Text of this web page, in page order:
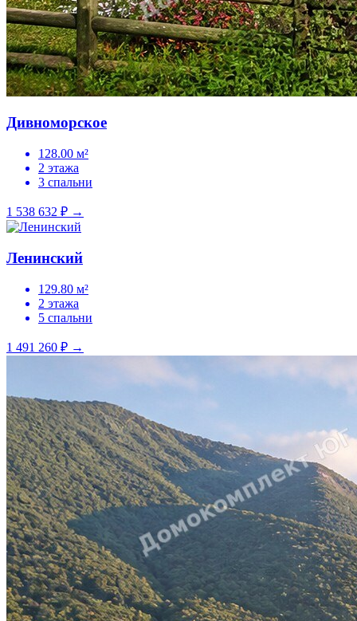
Дивноморское
128.00 м²
2 этажа
3 спальни
1 538 632 ₽ →
Ленинский
129.80 м²
2 этажа
5 спальни
1 491 260 ₽ →